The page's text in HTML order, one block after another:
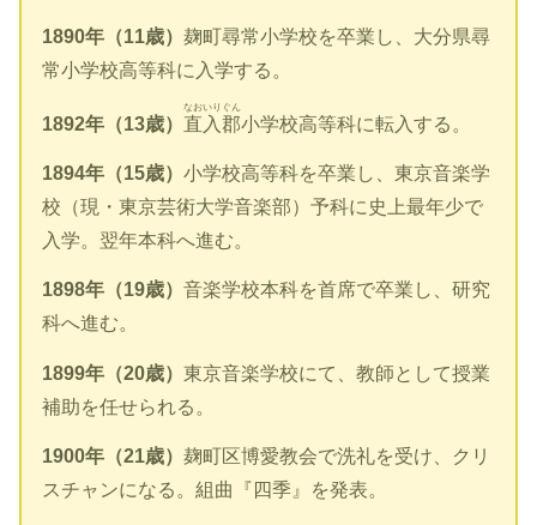
1890年（11歳）麹町尋常小学校を卒業し、大分県尋
常小学校高等科に入学する。
1892年（13歳） 直入郡
なおいりぐん
小学校高等科に転入する。
1894年（15歳）小学校高等科を卒業し、東京音楽学
校（現・東京芸術大学音楽部）予科に史上最年少で
入学。翌年本科へ進む。
1898年（19歳）音楽学校本科を首席で卒業し、研究
科へ進む。
1899年（20歳）東京音楽学校にて、教師として授業
補助を任せられる。
1900年（21歳）麹町区博愛教会で洗礼を受け、クリ
スチャンになる。組曲『四季』を発表。